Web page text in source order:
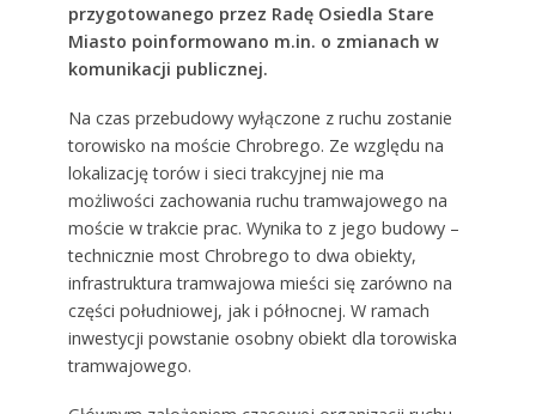
przygotowanego przez Radę Osiedla Stare
Miasto poinformowano m.in. o zmianach w
komunikacji publicznej.
Na czas przebudowy wyłączone z ruchu zostanie
torowisko na moście Chrobrego. Ze względu na
lokalizację torów i sieci trakcyjnej nie ma
możliwości zachowania ruchu tramwajowego na
moście w trakcie prac. Wynika to z jego budowy –
technicznie most Chrobrego to dwa obiekty,
infrastruktura tramwajowa mieści się zarówno na
części południowej, jak i północnej. W ramach
inwestycji powstanie osobny obiekt dla torowiska
tramwajowego.